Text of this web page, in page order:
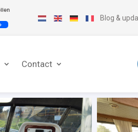
Blog &
Contact